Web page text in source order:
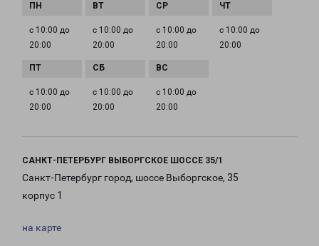
с 10:00 до
20:00
с 10:00 до
20:00
с 10:00 до
20:00
с 10:00 до
20:00
с 10:00 до
20:00
с 10:00 до
20:00
с 10:00 до
20:00
САНКТ-ПЕТЕРБУРГ ВЫБОРГСКОЕ ШОССЕ 35/1
Санкт-Петербург город, шоссе Выборгское, 35
корпус 1
на карте